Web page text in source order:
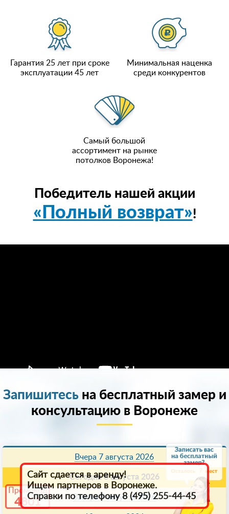
7
Промокод
4801
Гарантия 25 лет при сроке
эксплуатации 45 лет
Минимальная наценка
среди конкурентов
Самый большой
ассортимент на рынке
потолков Воронежа!
Победитель нашей акции
«Полный возврат»!
Запишитесьна бесплатный замер и
консультацию в Воронеже
Вчера 7 августа 2026
Сегодня 8 августа 2026
Завтра 9 августа 2026
Сайт сдается в аренду!
Ищем партнеров в Воронеже.
Справки по телефону 8 (495) 255-44-45